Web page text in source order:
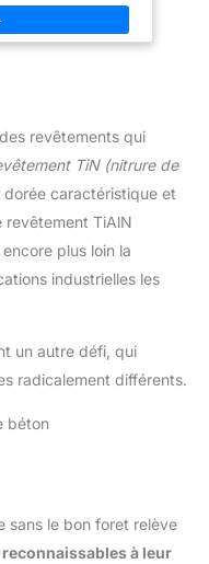
l'acier inoxydable,
supérieurs. Utilisation
résistant à la chaleur.
surfaces de serrage
Nous répondrons à
revêtements qui
TiN (nitrure de
caractéristique et
revêtement TiAlN
plus loin la
industrielles les
un autre défi, qui
radicalement différents.
béton
sans le bon foret relève
à leur